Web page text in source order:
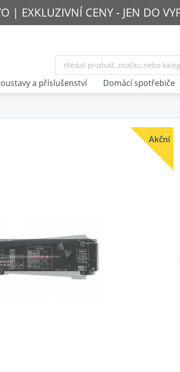
| EXKLUZIVNÍ CENY - JEN DO
Akční
a příslušenství Domácí spotřebiče